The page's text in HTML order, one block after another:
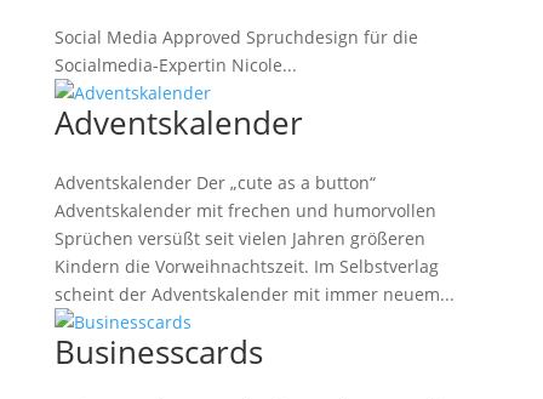
Social Media Approved Spruchdesign für die
Socialmedia-Expertin Nicole...
Adventskalender
Adventskalender Der „cute as a button“
Adventskalender mit frechen und humorvollen
Sprüchen versüßt seit vielen Jahren größeren
Kindern die Vorweihnachtszeit. Im Selbstverlag
scheint der Adventskalender mit immer neuem...
Businesscards